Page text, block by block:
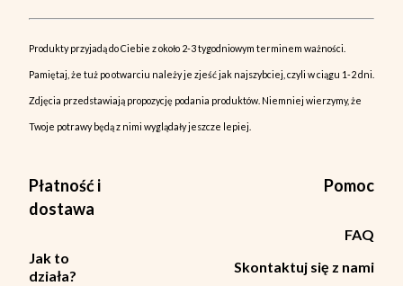
Produkty przyjadą do Ciebie z około 2-3 tygodniowym terminem ważności.
Pamiętaj, że tuż po otwarciu należy je zjeść jak najszybciej, czyli w ciągu 1-2 dni.
Zdjęcia przedstawiają propozycję podania produktów. Niemniej wierzymy, że
Twoje potrawy będą z nimi wyglądały jeszcze lepiej.
Płatność i
dostawa
Jak to
działa?
Pomoc
FAQ
Skontaktuj się z nami